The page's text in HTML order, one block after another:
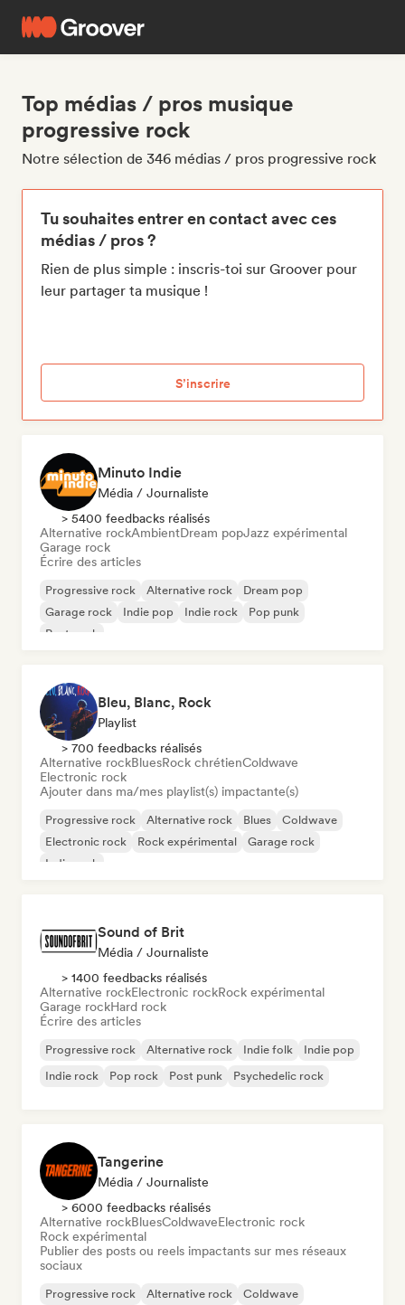
Top médias / pros musique
progressive rock
Notre sélection de 346 médias / pros progressive rock
Tu souhaites entrer en contact avec ces
médias / pros ?
Rien de plus simple : inscris-toi sur Groover pour
leur partager ta musique !
S’inscrire
Minuto Indie
Média / Journaliste
> 5400 feedbacks réalisés
Alternative rockAmbientDream popJazz expérimental
Garage rock
Écrire des articles
Progressive rock Alternative rock
Dream pop
Garage rock
Indie pop Indie rock
Pop punk
Post punk
Bleu, Blanc, Rock
Playlist
> 700 feedbacks réalisés
Alternative rockBluesRock chrétienColdwave
Electronic rock
Ajouter dans ma/mes playlist(s) impactante(s)
Progressive rock Alternative rock Blues
Coldwave
Electronic rock
Rock expérimental
Garage rock
Indie rock
Sound of Brit
Média / Journaliste
> 1400 feedbacks réalisés
Alternative rockElectronic rockRock expérimental
Garage rockHard rock
Écrire des articles
Progressive rock Alternative rock Indie folk
Indie pop
Indie rock
Pop rock Post punk Psychedelic rock
Tangerine
Média / Journaliste
> 6000 feedbacks réalisés
Alternative rockBluesColdwaveElectronic rock
Rock expérimental
Publier des posts ou reels impactants sur mes réseaux
sociaux
Progressive rock Alternative rock
Coldwave